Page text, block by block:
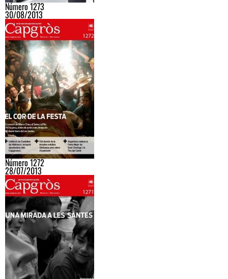
Número 1273
30/08/2013
Número 1272
28/07/2013